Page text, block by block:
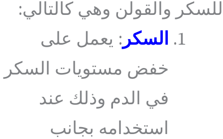
للسكر والقولن وهي كالتالي:
السكر : يعمل على
خفض مستويات السكر
في الدم وذلك عند
استخدامه بجانب